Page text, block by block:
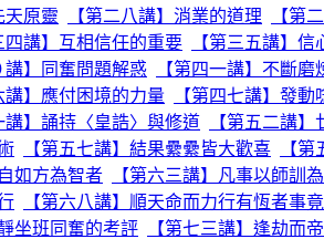
天原靈 【第二八講】消業的道理 【第
四講】互相信任的重要 【第三五講】信
講】同奮問題解惑 【第四一講】不斷
講】應付困境的力量 【第四七講】發
講】誦持〈皇誥〉與修道 【第五二講
【第五七講】結果纍纍皆大歡喜 【
如方為智者 【第六三講】凡事以師訓
【第六八講】順天命而力行有恆者事
坐班同奮的考評 【第七三講】逢劫而